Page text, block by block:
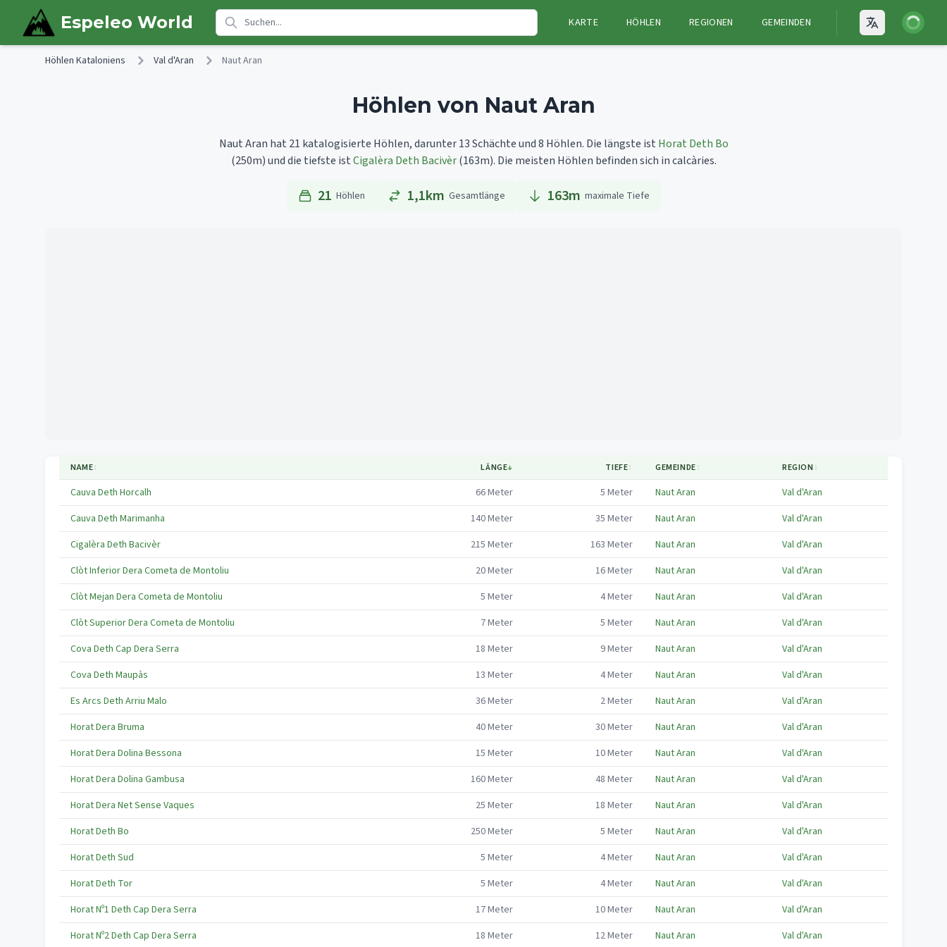
Skip to main content
Espeleo World KARTE HÖHLEN REGIONEN GEMEINDEN Open
Anmelden
Höhlen Kataloniens Val d'Aran Naut Aran
Höhlen von Naut Aran
Naut Aran hat 21 katalogisierte Höhlen, darunter 13 Schächte und 8 Höhlen. Die längste ist Horat Deth Bo
(250m)und die tiefste istCigalèra Deth Bacivèr(163m). Die meisten Höhlen befinden sich in calcàries.
21 Höhlen 1,1km Gesamtlänge 163m maximale Tiefe
NAME↕ LÄNGE↓ TIEFE↕ GEMEINDE↕ REGION ↕
Cauva Deth Horcalh 66Meter 5 Meter Naut Aran
Val d'Aran
Cauva Deth Marimanha
140Meter 35 Meter Naut Aran
Val d'Aran
Cigalèra Deth Bacivèr
215 Meter 163 Meter Naut Aran
Val d'Aran
Clòt Inferior Dera Cometa de Montoliu
20Meter 16Meter Naut Aran
Val d'Aran
Clòt Mejan Dera Cometa de Montoliu
5 Meter 4Meter Naut Aran
Val d'Aran
Clòt Superior Dera Cometa de Montoliu
7Meter 5 Meter Naut Aran
Val d'Aran
Cova Deth Cap Dera Serra
18 Meter 9Meter Naut Aran
Val d'Aran
Cova Deth Maupàs
13 Meter 4Meter Naut Aran
Val d'Aran
Es Arcs Deth Arriu Malo
36Meter 2Meter Naut Aran
Val d'Aran
Horat Dera Bruma
40Meter 30Meter Naut Aran
Val d'Aran
Horat Dera Dolina Bessona
15 Meter 10Meter Naut Aran
Val d'Aran
Horat Dera Dolina Gambusa
160Meter 48 Meter Naut Aran
Val d'Aran
Horat Dera Net Sense Vaques
25 Meter 18 Meter Naut Aran
Val d'Aran
Horat Deth Bo
250Meter 5 Meter Naut Aran
Val d'Aran
Horat Deth Sud
5 Meter 4Meter Naut Aran
Val d'Aran
Horat Deth Tor
5 Meter 4Meter Naut Aran
Val d'Aran
Horat Nº1 Deth Cap Dera Serra
17Meter 10Meter Naut Aran
Val d'Aran
Horat Nº2 Deth Cap Dera Serra
18 Meter 12Meter Naut Aran Val d'Aran